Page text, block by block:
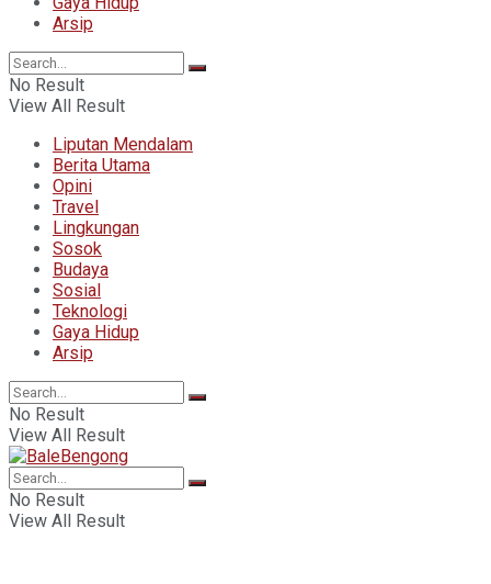
Arsip
No Result
View All Result
Liputan Mendalam
Berita Utama
Opini
Travel
Lingkungan
Sosok
Budaya
Sosial
Teknologi
Gaya Hidup
Arsip
No Result
View All Result
No Result
View All Result